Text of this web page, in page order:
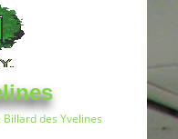
des Yvelines